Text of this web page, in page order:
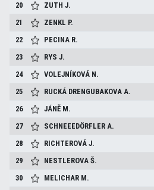
20
ZUTHJ.
21
ZENKL P.
22
PECINA R.
23
RYSJ.
24
VOLEJNÍKOVÁ N.
25
RUCKÁ DRENGUBAKOVAA.
26
JÁNĚ M.
27
SCHNEEEDÖRFLERA.
28
RICHTEROVÁJ.
29
NESTLEROVAŠ.
30
MELICHAR M.